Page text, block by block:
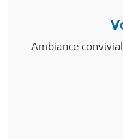
Ambiance